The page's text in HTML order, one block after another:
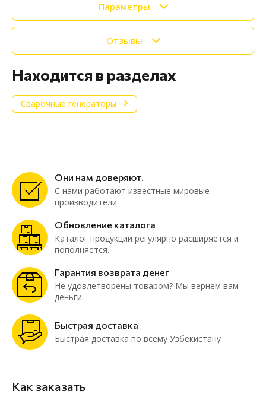
Параметры
Отзывы
Находится в разделах
Сварочные генераторы
Они нам доверяют.
С нами работают известные мировые
производители
Обновление каталога
Каталог продукции регулярно расширяется и
пополняется.
Гарантия возврата денег
Не удовлетворены товаром? Мы вернем вам
деньги.
Быстрая доставка
Быстрая доставка по всему Узбекистану
Как заказать